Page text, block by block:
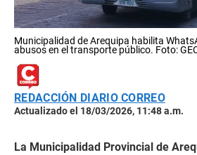
Municipalidad de Arequipa habilita
abusos en el transporte público. Foto:
REDACCIÓN DIARIO CORREO
Actualizado el 18/03/2026, 11:48 a.m.
La Municipalidad Provincial de